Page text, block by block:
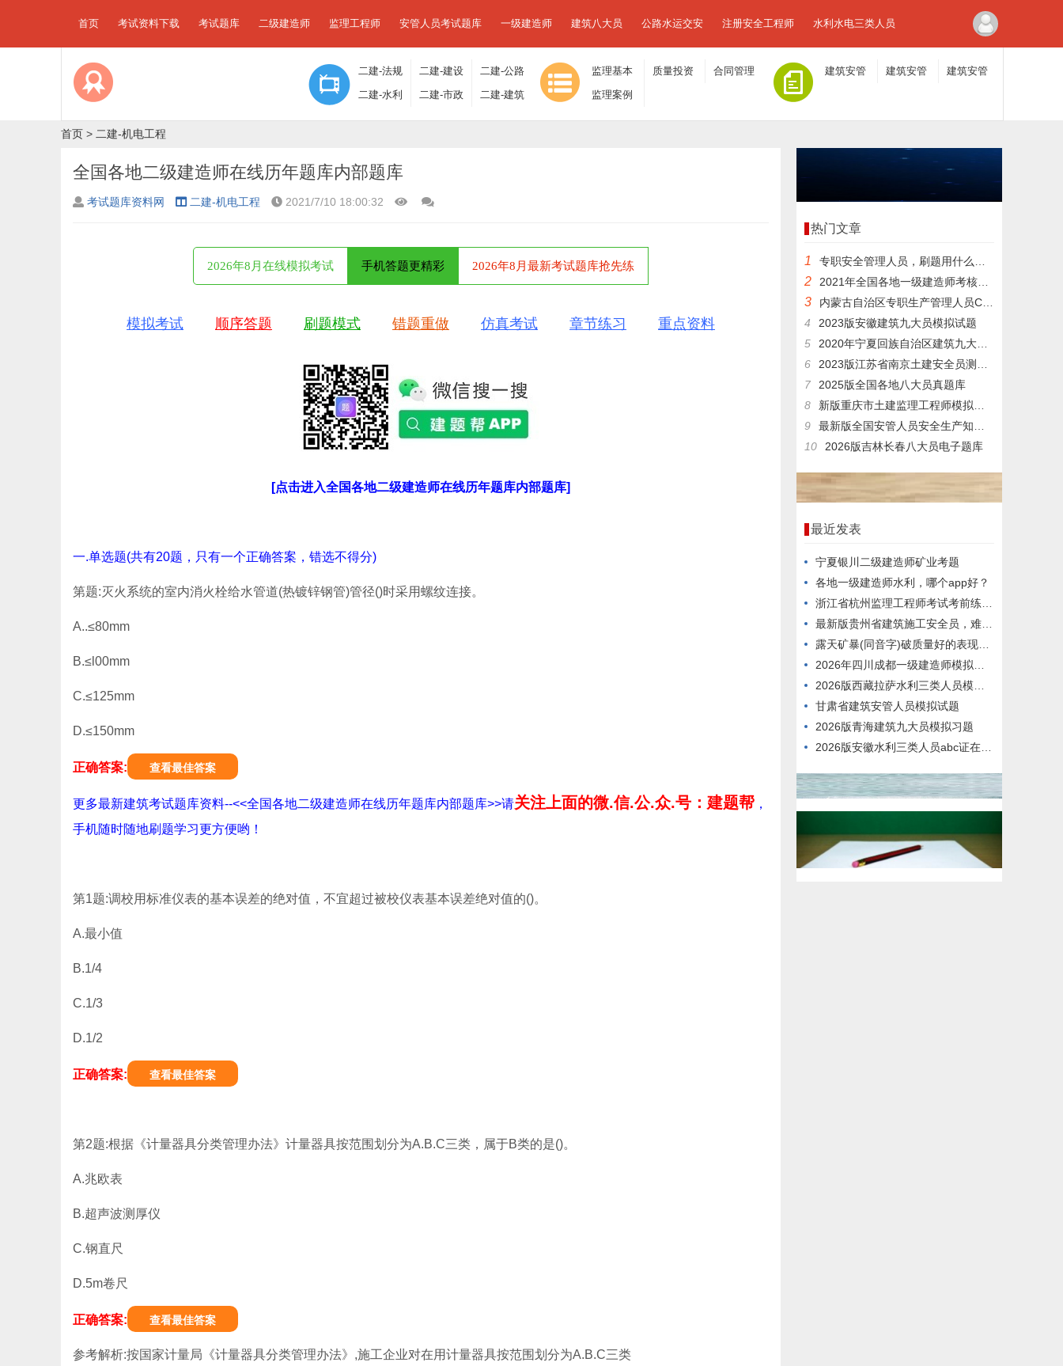
首页 考试资料下载 考试题库 二级建造师 监理工程师 安管人员考试题库 一级建造师 建筑八大员 公路水运交安 注册安全工程师 水利水电三类人员
二建-法规
及相关知
识
二建-建设
工程施工
管理
二建-公路
工程
二建-水利
水电
二建-市政
工程
二建-建筑
工程
监理基本
理论与相
关法规
质量投资 合同管理
监理案例
分析
建筑安管 建筑安管 建筑安管
首页 > 二建-机电工程
全国各地二级建造师在线历年题库内部题库
考试题库资料网 二建-机电工程 2021/7/10 18:00:32
2026年8月在线模拟考试 手机答题更精彩 2026年8月最新考试题库抢先练
模拟考试 顺序答题 刷题模式 错题重做 仿真考试 章节练习 重点资料
[点击进入全国各地二级建造师在线历年题库内部题库]
一.单选题(共有20题，只有一个正确答案，错选不得分)
第题:灭火系统的室内消火栓给水管道(热镀锌钢管)管径()时采用螺纹连接。
A..≤80mm
B.≤l00mm
C.≤125mm
D.≤150mm
正确答案: 查看最佳答案
更多最新建筑考试题库资料--<<全国各地二级建造师在线历年题库内部题库>>请关注上面的微.信.公.众.号：建题帮 ，
手机随时随地刷题学习更方便哟！
第1题:调校用标准仪表的基本误差的绝对值，不宜超过被校仪表基本误差绝对值的()。
A.最小值
B.1/4
C.1/3
D.1/2
正确答案: 查看最佳答案
第2题:根据《计量器具分类管理办法》计量器具按范围划分为A.B.C三类，属于B类的是()。
A.兆欧表
B.超声波测厚仪
C.钢直尺
D.5m卷尺
正确答案: 查看最佳答案
参考解析:按国家计量局《计量器具分类管理办法》,施工企业对在用计量器具按范围划分为A.B.C三类
热门文章
1 专职安全管理人员，刷题用什么方法好？
2 2021年全国各地一级建造师考核历年真题专业资料
3
内蒙古自治区专职生产管理人员C证，在哪里刷题
4
2023版安徽建筑九大员模拟试题
5
2020年宁夏回族自治区建筑九大员施工员在线模拟历年题库考核知识
6
2023版江苏省南京土建安全员测试模拟题
7
2025版全国各地八大员真题库
8
新版重庆市土建监理工程师模拟试题
9
最新版全国安管人员安全生产知识模拟真题与下载
10
2026版吉林长春八大员电子题库
最近发表
宁夏银川二级建造师矿业考题
各地一级建造师水利，哪个app好？
浙江省杭州监理工程师考试考前练习题
最新版贵州省建筑施工安全员，难度高不高？
露天矿暴(同音字)破质量好的表现主要在()等方面。
2026年四川成都一级建造师模拟试题
2026版西藏拉萨水利三类人员模拟真题
甘肃省建筑安管人员模拟试题
2026版青海建筑九大员模拟习题
2026版安徽水利三类人员abc证在线测试真题库